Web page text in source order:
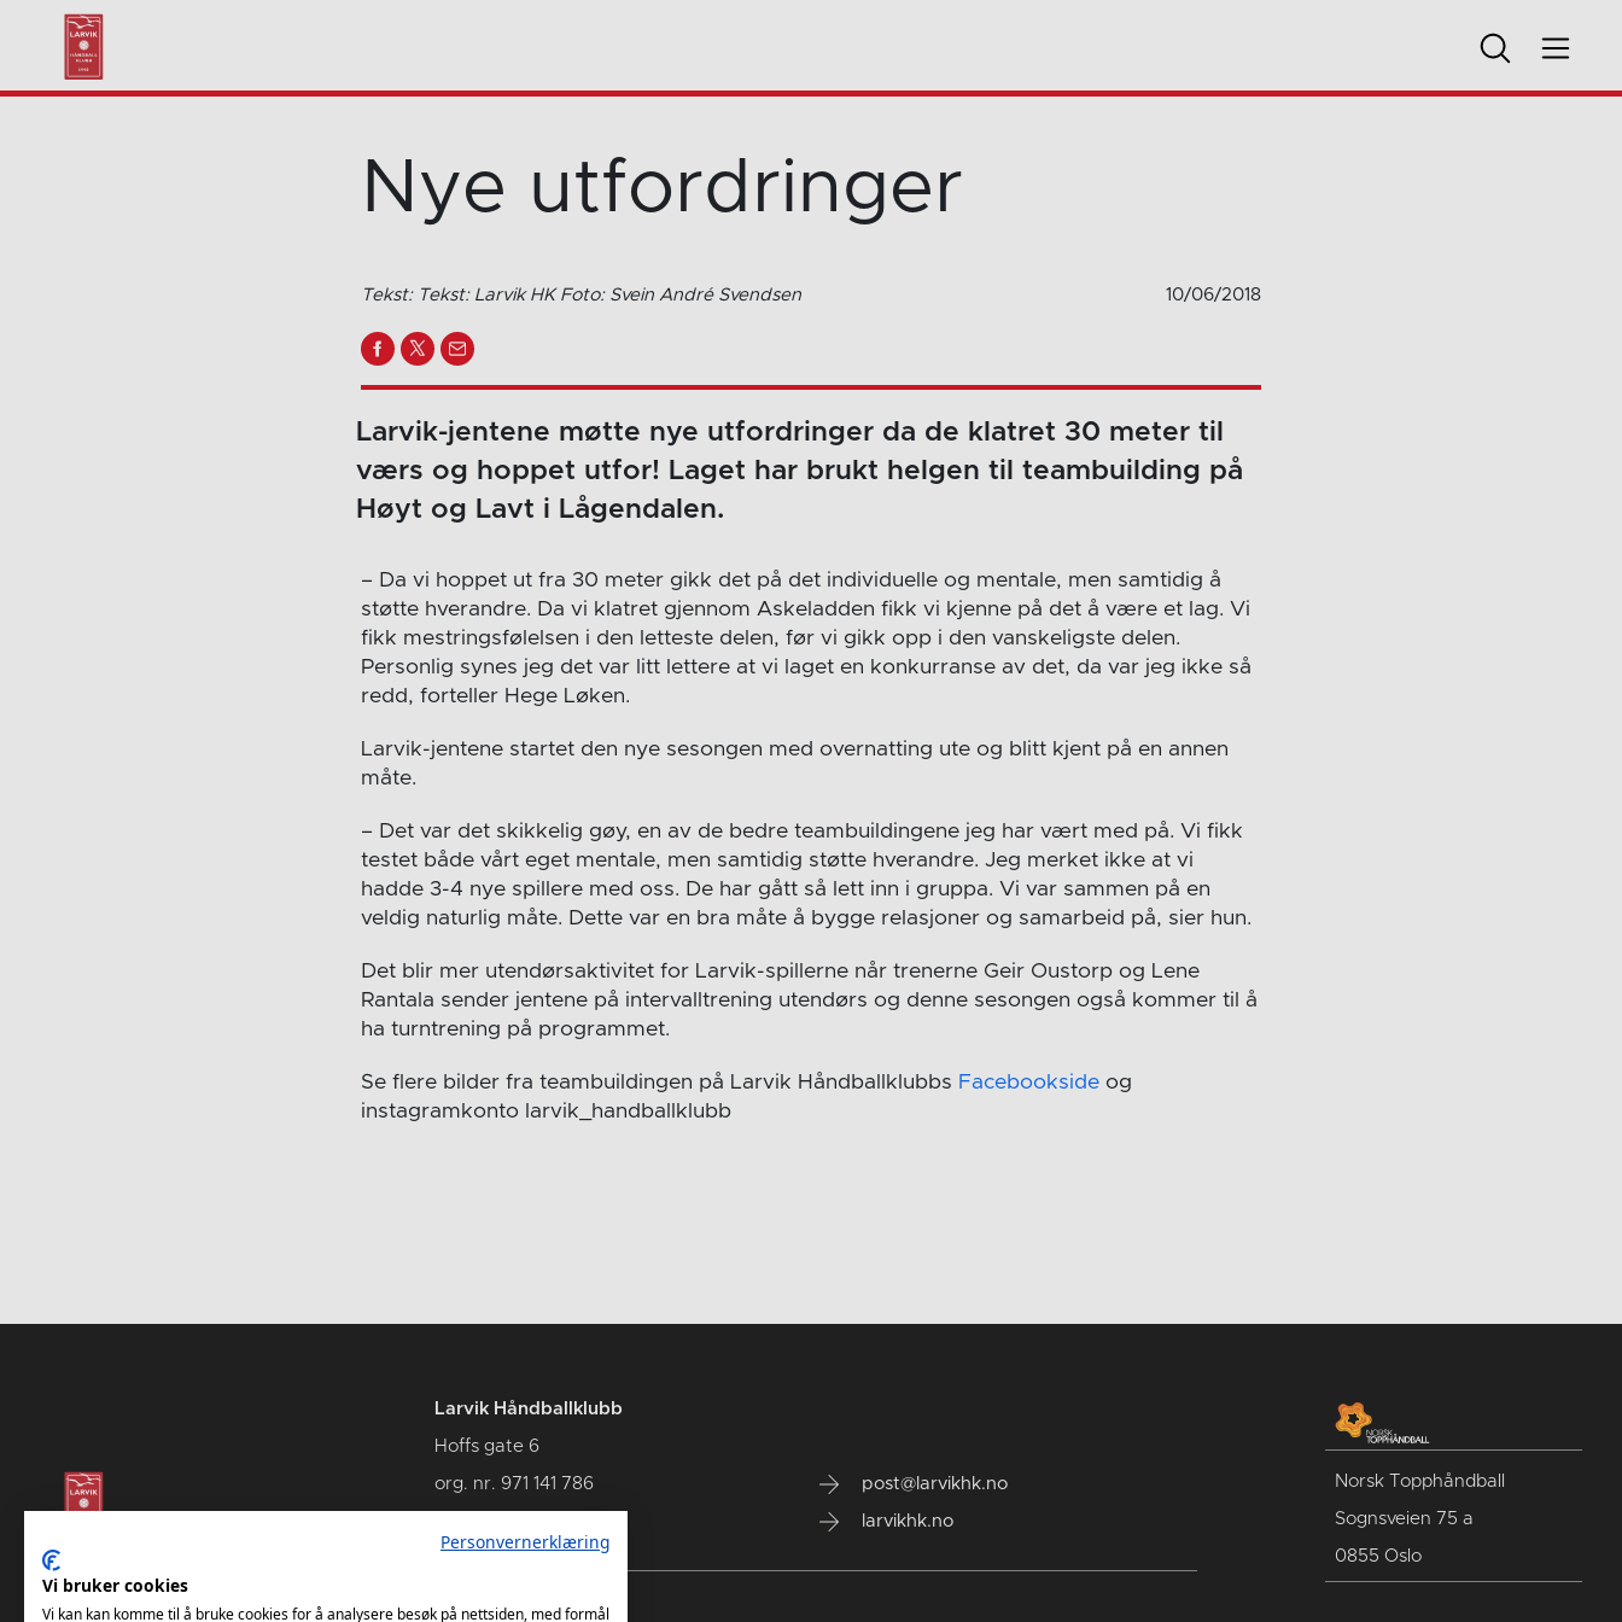
Nye utfordringer
Tekst: Tekst: Larvik HK Foto: Svein André Svendsen 10/06/2018
Larvik-jentene møtte nye utfordringer da de klatret 30 meter til
værs og hoppet utfor! Laget har brukt helgen til teambuilding på
Høyt og Lavt i Lågendalen.
– Da vi hoppet ut fra 30 meter gikk det på det individuelle og mentale, men samtidig å
støtte hverandre. Da vi klatret gjennom Askeladden fikk vi kjenne på det å være et lag. Vi
fikk mestringsfølelsen i den letteste delen, før vi gikk opp i den vanskeligste delen.
Personlig synes jeg det var litt lettere at vi laget en konkurranse av det, da var jeg ikke så
redd, forteller Hege Løken.
Larvik-jentene startet den nye sesongen med overnatting ute og blitt kjent på en annen
måte.
– Det var det skikkelig gøy, en av de bedre teambuildingene jeg har vært med på. Vi fikk
testet både vårt eget mentale, men samtidig støtte hverandre. Jeg merket ikke at vi
hadde 3-4 nye spillere med oss. De har gått så lett inn i gruppa. Vi var sammen på en
veldig naturlig måte. Dette var en bra måte å bygge relasjoner og samarbeid på, sier hun.
Det blir mer utendørsaktivitet for Larvik-spillerne når trenerne Geir Oustorp og Lene
Rantala sender jentene på intervalltrening utendørs og denne sesongen også kommer til å
ha turntrening på programmet.
Se flere bilder fra teambuildingen på Larvik Håndballklubbs Facebookside og
instagramkonto larvik_handballklubb
Larvik Håndballklubb
Hoffs gate 6
org. nr. 971 141 786 post@larvikhk.no
larvikhk.no
Norsk Topphåndball
Sognsveien 75 a
0855 Oslo
Personvernerklæring
Vi bruker cookies
Vi kan kan komme til å bruke cookies for å analysere besøk på nettsiden, med formål